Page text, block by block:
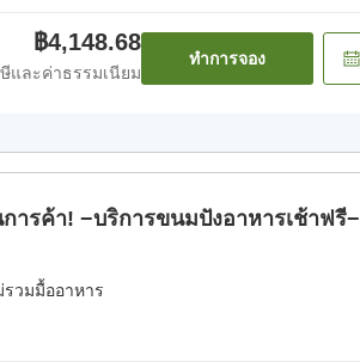
฿4,148.68
และค่าธรรมเนียม
ทำการจอง
ารค้า! −บริการขนมปังอาหารเช้าฟรี−
รวมมื้ออาหาร